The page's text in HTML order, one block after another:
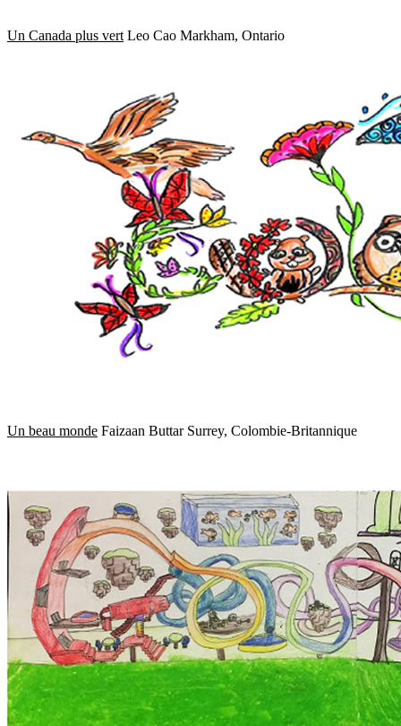
Un Canada plus vert Leo Cao Markham, Ontario
Un beau monde Faizaan Buttar Surrey, Colombie-Britannique